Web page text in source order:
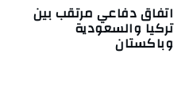
اتفاق دفاعي مرتقب بين
تركيا والسعودية
وباكستان